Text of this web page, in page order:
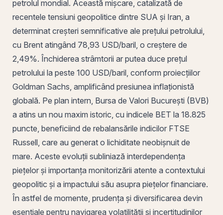
petrolul mondial. Această mișcare, catalizată de
recentele tensiuni geopolitice dintre SUA și Iran, a
determinat creșteri semnificative ale prețului petrolului,
cu Brent atingând 78,93 USD/baril, o creștere de
2,49%. Închiderea strâmtorii ar putea duce prețul
petrolului la peste 100 USD/baril, conform proiecțiilor
Goldman Sachs, amplificând presiunea inflaționistă
globală. Pe plan intern, Bursa de Valori București (BVB)
a atins un nou maxim istoric, cu indicele BET la 18.825
puncte, beneficiind de rebalansările indicilor FTSE
Russell, care au generat o lichiditate neobișnuit de
mare. Aceste evoluții subliniază interdependența
piețelor și importanța monitorizării atente a contextului
geopolitic și a impactului său asupra piețelor financiare.
În astfel de momente, prudența și diversificarea devin
esențiale pentru navigarea volatilității și incertitudinilor